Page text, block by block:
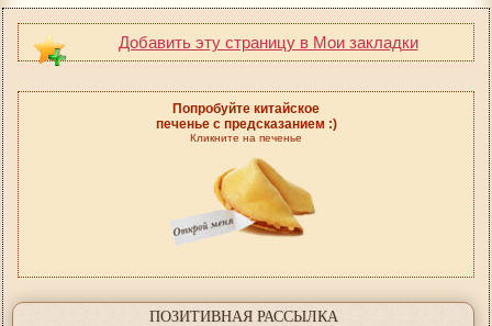
Добавить эту страницу в Мои закладки
Попробуйте китайское
печенье с предсказанием :)
Кликните на печенье
ПОЗИТИВНАЯ РАССЫЛКА